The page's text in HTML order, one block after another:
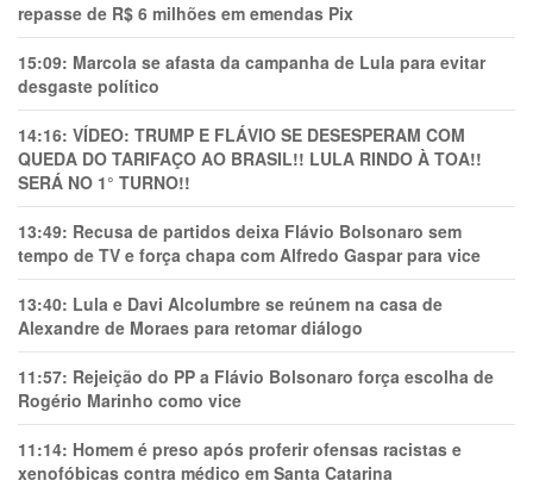
repasse de R$ 6 milhões em emendas Pix
15:09: Marcola se afasta da campanha de Lula para evitar
desgaste político
14:16: VÍDEO: TRUMP E FLÁVIO SE DESESPERAM COM
QUEDA DO TARIFAÇO AO BRASIL!! LULA RINDO À TOA!!
SERÁ NO 1° TURNO!!
13:49: Recusa de partidos deixa Flávio Bolsonaro sem
tempo de TV e força chapa com Alfredo Gaspar para vice
13:40: Lula e Davi Alcolumbre se reúnem na casa de
Alexandre de Moraes para retomar diálogo
11:57: Rejeição do PP a Flávio Bolsonaro força escolha de
Rogério Marinho como vice
11:14: Homem é preso após proferir ofensas racistas e
xenofóbicas contra médico em Santa Catarina